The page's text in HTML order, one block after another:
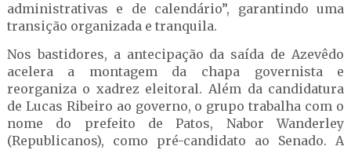
administrativas e de calendário”, garantindo uma
transição organizada e tranquila.
Nos bastidores, a antecipação da saída de Azevêdo
acelera a montagem da chapa governista e
reorganiza o xadrez eleitoral. Além da candidatura
de Lucas Ribeiro ao governo, o grupo trabalha com o
nome do prefeito de Patos, Nabor Wanderley
(Republicanos), como pré-candidato ao Senado. A